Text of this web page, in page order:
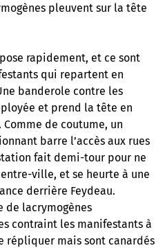
pleuvent sur la tête
rapidement, et ce sont
qui repartent en
banderole contre les
et prend la tête en
de coutume, un
barre l’accès aux rues
fait demi-tour pour ne
ville, et se heurte à une
derrière Feydeau.
de lacrymogènes
contraint les manifestants à
répliquer mais sont canardés